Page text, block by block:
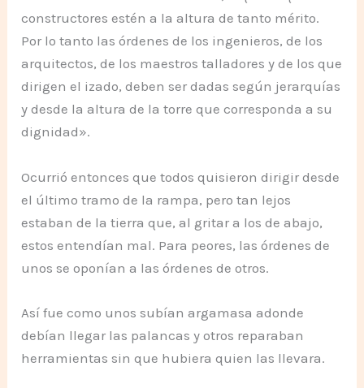
constructores estén a la altura de tanto mérito.
Por lo tanto las órdenes de los ingenieros, de los
arquitectos, de los maestros talladores y de los que
dirigen el izado, deben ser dadas según jerarquías
y desde la altura de la torre que corresponda a su
dignidad».
Ocurrió entonces que todos quisieron dirigir desde
el último tramo de la rampa, pero tan lejos
estaban de la tierra que, al gritar a los de abajo,
estos entendían mal. Para peores, las órdenes de
unos se oponían a las órdenes de otros.
Así fue como unos subían argamasa adonde
debían llegar las palancas y otros reparaban
herramientas sin que hubiera quien las llevara.